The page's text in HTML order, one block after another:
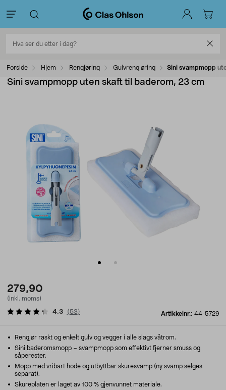
Forside Hjem Rengjøring Gulvrengjøring Sini svampmopp
Sini svampmopp uten skaft til baderom, 23 cm
279,90
(inkl. moms)
Artikkelnr.: 44-5729
4.3 ( 53)
Rengjør raskt og enkelt gulv og vegger i alle slags våtrom.
Sini baderomsmopp – svampmopp som effektivt fjerner smuss og
såperester.
Mopp med vribart hode og utbyttbar skuresvamp (ny svamp selges
separat).
Skureplaten er laget av 100 % gjenvunnet materiale.